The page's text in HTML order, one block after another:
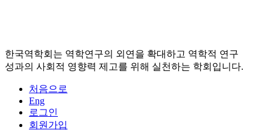
한국역학회는 역학연구의 외연을 확대하고 역학적 연구
성과의 사회적 영향력 제고를 위해 실천하는 학회입니다.
처음으로
Eng
로그인
회원가입